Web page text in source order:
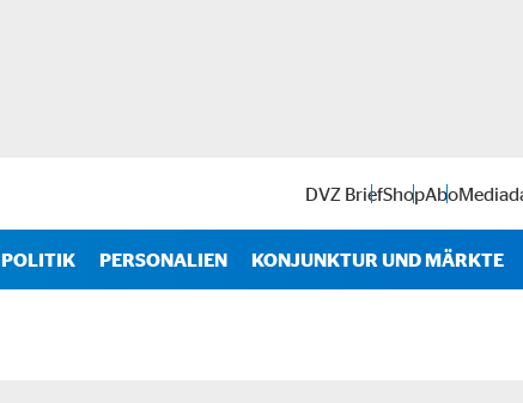
DVZ BriefShopAbo
POLITIK PERSONALIEN KONJUNKTUR UND MÄRKTE